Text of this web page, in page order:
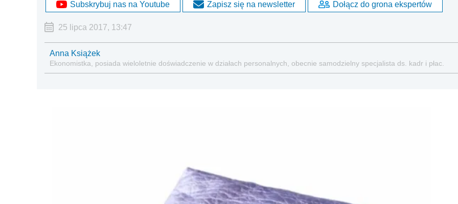
Subskrybuj nas na Youtube Zapisz się na newsletter Dołącz do grona ekspertów
25 lipca 2017, 13:47
Anna Książek
Ekonomistka, posiada wieloletnie doświadczenie w działach personalnych, obecnie samodzielny specjalista ds. kadr i płac.